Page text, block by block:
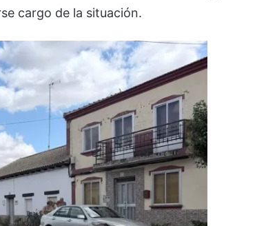
cargo de la situación.